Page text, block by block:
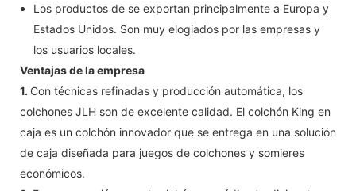
Los productos de se exportan principalmente a Europa y
Estados Unidos. Son muy elogiados por las empresas y
los usuarios locales.
Ventajas de la empresa
1. Con técnicas refinadas y producción automática, los
colchones JLH son de excelente calidad. El colchón King en
caja es un colchón innovador que se entrega en una solución
de caja diseñada para juegos de colchones y somieres
económicos.